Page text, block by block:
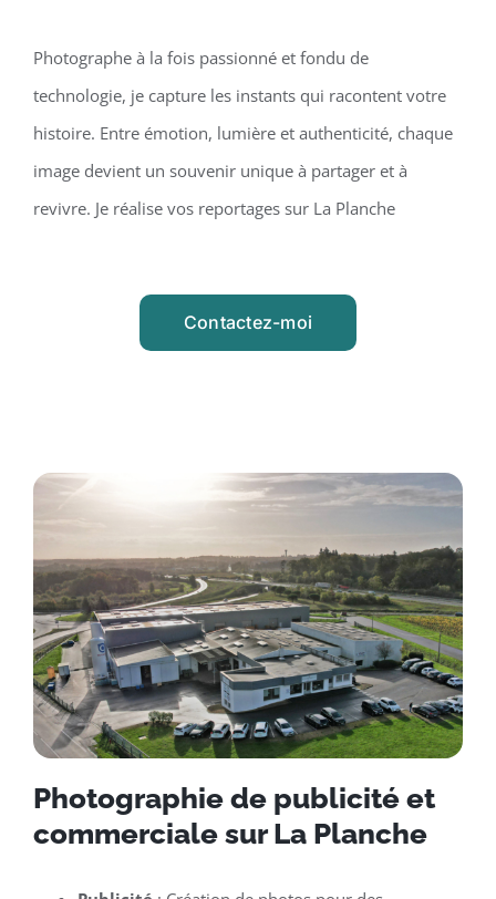
Photographe à la fois passionné et fondu de
technologie, je capture les instants qui racontent votre
histoire. Entre émotion, lumière et authenticité, chaque
image devient un souvenir unique à partager et à
revivre. Je réalise vos reportages sur La Planche
Contactez-moi
Photographie de publicité et
commerciale sur La Planche